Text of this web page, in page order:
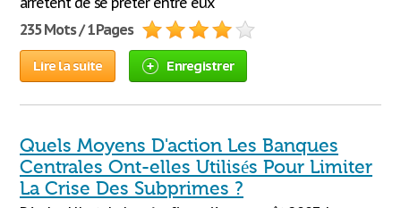
235 Mots / 1 Pages
Lire la suite Enregistrer
Quels Moyens D'action Les Banques
Centrales Ont-elles Utilisés Pour Limiter
La Crise Des Subprimes ?